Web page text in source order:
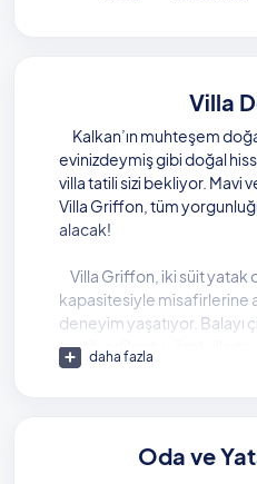
Villa
Kalkan’ın muhteşem
evinizdeymiş gibi doğal
villa tatili sizi bekliyor. Mavi
Villa Griffon, tüm
alacak!
Villa Griffon, iki süit yatak
kapasitesiyle misafirlerine
deneyim yaşatıyor. Balayı
tercih edilen bu özel villada,
çok keyif alacağınız bir
Villanızda iki ayrı havuz
daha fazla
Oda ve